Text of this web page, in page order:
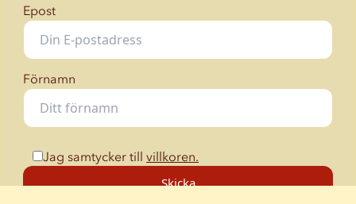
Epost
Förnamn
Jag samtycker till villkoren.